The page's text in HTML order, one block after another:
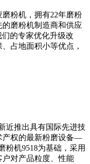
粉机，拥有22年磨粉
磨粉机制造商和供应
的专家优化升级改
占地面积小等优点，
近推出具有国际先进技
产权的最新粉磨设备—
粉机9518为基础，采用
对产品粒度、性能